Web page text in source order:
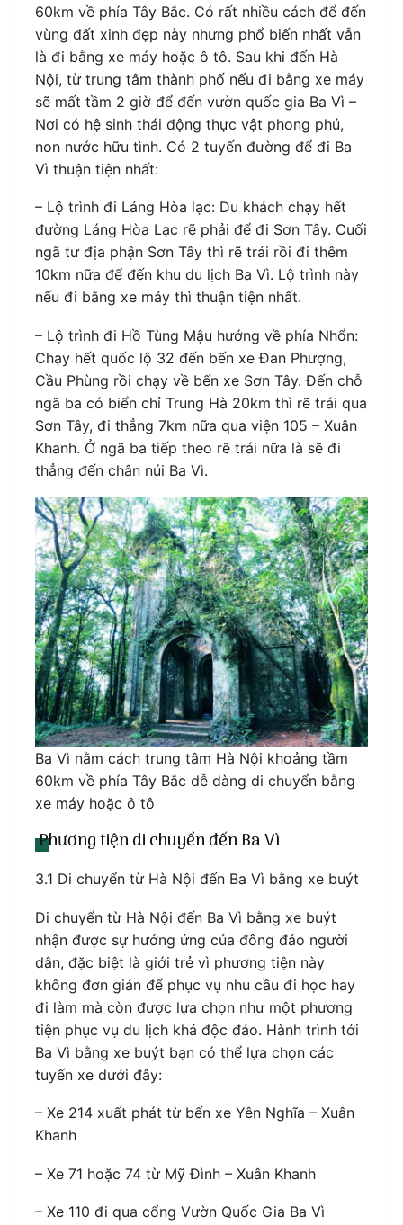
60km về phía Tây Bắc. Có rất nhiều cách để đến
vùng đất xinh đẹp này nhưng phổ biến nhất vẫn
là đi bằng xe máy hoặc ô tô. Sau khi đến Hà
Nội, từ trung tâm thành phố nếu đi bằng xe máy
sẽ mất tầm 2 giờ để đến vườn quốc gia Ba Vì –
Nơi có hệ sinh thái động thực vật phong phú,
non nước hữu tình. Có 2 tuyến đường để đi Ba
Vì thuận tiện nhất:
– Lộ trình đi Láng Hòa lạc: Du khách chạy hết
đường Láng Hòa Lạc rẽ phải để đi Sơn Tây. Cuối
ngã tư địa phận Sơn Tây thì rẽ trái rồi đi thêm
10km nữa để đến khu du lịch Ba Vì. Lộ trình này
nếu đi bằng xe máy thì thuận tiện nhất.
– Lộ trình đi Hồ Tùng Mậu hướng về phía Nhổn:
Chạy hết quốc lộ 32 đến bến xe Đan Phượng,
Cầu Phùng rồi chạy về bến xe Sơn Tây. Đến chỗ
ngã ba có biển chỉ Trung Hà 20km thì rẽ trái qua
Sơn Tây, đi thẳng 7km nữa qua viện 105 – Xuân
Khanh. Ở ngã ba tiếp theo rẽ trái nữa là sẽ đi
thẳng đến chân núi Ba Vì.
Ba Vì nằm cách trung tâm Hà Nội khoảng tầm
60km về phía Tây Bắc dễ dàng di chuyển bằng
xe máy hoặc ô tô
Phương tiện di chuyển đến Ba Vì
3.1 Di chuyển từ Hà Nội đến Ba Vì bằng xe buýt
Di chuyển từ Hà Nội đến Ba Vì bằng xe buýt
nhận được sự hưởng ứng của đông đảo người
dân, đặc biệt là giới trẻ vì phương tiện này
không đơn giản để phục vụ nhu cầu đi học hay
đi làm mà còn được lựa chọn như một phương
tiện phục vụ du lịch khá độc đáo. Hành trình tới
Ba Vì bằng xe buýt bạn có thể lựa chọn các
tuyến xe dưới đây:
– Xe 214 xuất phát từ bến xe Yên Nghĩa – Xuân
Khanh
– Xe 71 hoặc 74 từ Mỹ Đình – Xuân Khanh
– Xe 110 đi qua cổng Vườn Quốc Gia Ba Vì